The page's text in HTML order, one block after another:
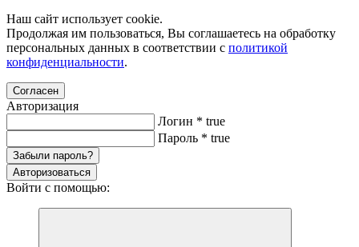
Наш сайт использует cookie.
Продолжая им пользоваться, Вы соглашаетесь на обработку
персональных данных в соответствии с политикой
конфиденциальности.
Согласен
Авторизация
Логин * true
Пароль * true
Забыли пароль?
Авторизоваться
Войти с помощью: